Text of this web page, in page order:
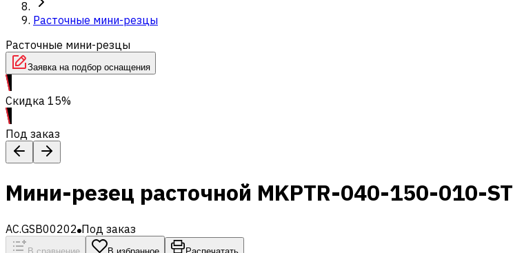
Расточные мини-резцы
Расточные мини-резцы
Заявка на подбор оснащения
Скидка 15%
Под заказ
Мини-резец расточной MKPTR-040-150-010-ST
AC.GSB00202 Под заказ